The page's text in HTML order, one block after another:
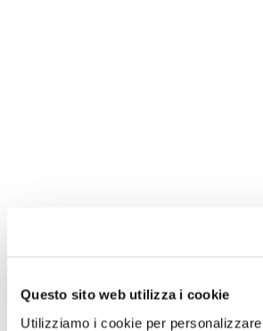
Questo sito web utilizza i cookie
Utilizziamo i cookie per